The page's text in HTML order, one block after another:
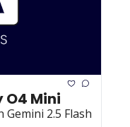
O4 Mini
Gemini 2.5 Flash